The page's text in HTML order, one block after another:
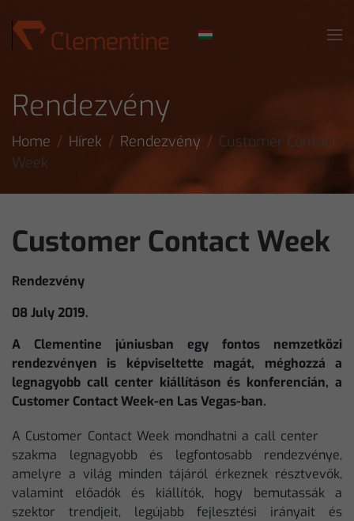
Skip to main content
Rendezvény
Home Hírek Rendezvény
Customer Contact
Week
Customer Contact Week
Rendezvény
08 July 2019.
A Clementine júniusban egy fontos nemzetközi
rendezvényen is képviseltette magát, méghozzá a
legnagyobb call center kiállításon és konferencián, a
Customer Contact Week-en Las Vegas-ban.
A Customer Contact Week mondhatni a call center
szakma legnagyobb és legfontosabb rendezvénye,
amelyre a világ minden tájáról érkeznek résztvevők,
valamint előadók és kiállítók, hogy bemutassák a
szektor trendjeit, legújabb fejlesztési irányait és